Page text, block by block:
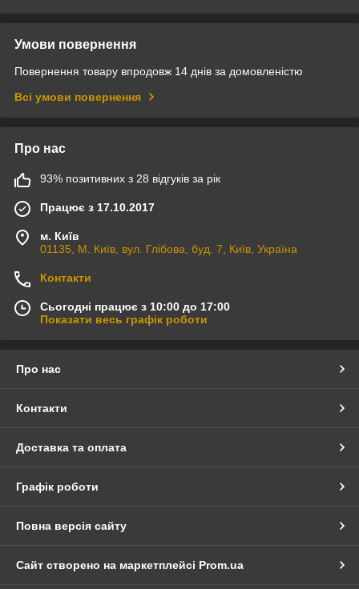
Умови повернення
Повернення товару впродовж 14 днів за домовленістю
Всі умови повернення
Про нас
93% позитивних з 28 відгуків за рік
Працює з 17.10.2017
м. Київ
01135, М. Київ, вул. Глібова, буд. 7, Київ, Україна
Контакти
Сьогодні працює з 10:00 до 17:00
Показати весь графік роботи
Про нас
Контакти
Доставка та оплата
Графік роботи
Повна версія сайту
Сайт створено на маркетплейсі Prom.ua